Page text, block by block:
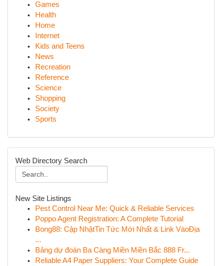
Games
Health
Home
Internet
Kids and Teens
News
Recreation
Reference
Science
Shopping
Society
Sports
Web Directory Search
New Site Listings
Pest Control Near Me: Quick & Reliable Services
Poppo Agent Registration: A Complete Tutorial
Bong88: Cập NhậtTin Tức Mới Nhất & Link VàoĐịa
...
Bảng dự đoán Ba Càng Miền Miền Bắc 888 Fr...
Reliable A4 Paper Suppliers: Your Complete Guide